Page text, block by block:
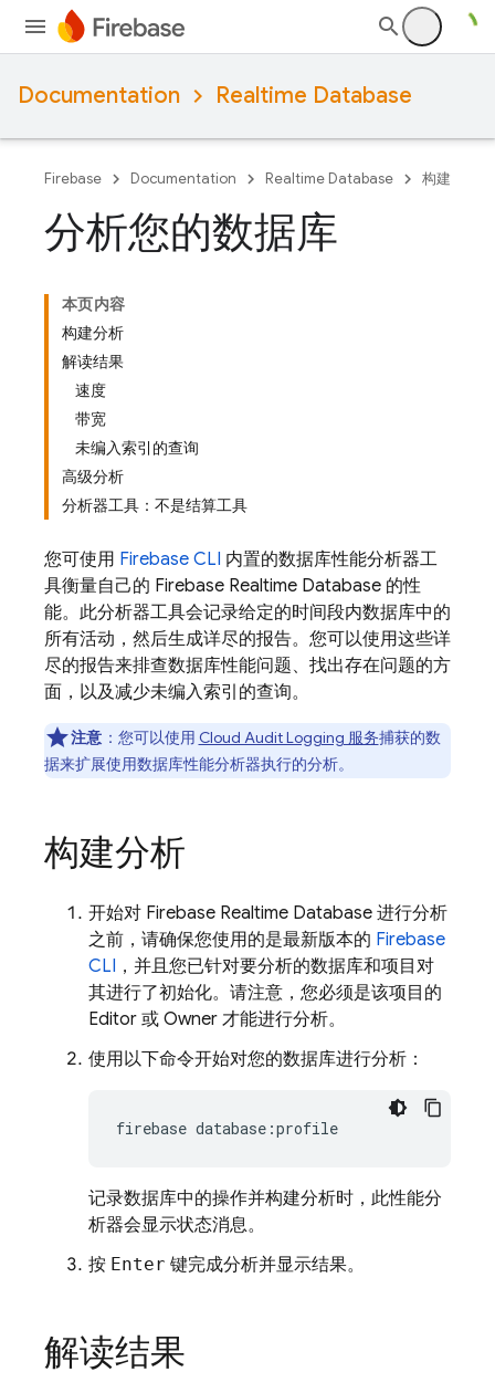
Documentation Realtime Database
Firebase Documentation Realtime Database 构建
分析您的数据库
本页内容
构建分析
解读结果
速度
带宽
未编入索引的查询
高级分析
分析器工具：不是结算工具
您可使用 Firebase CLI 内置的数据库性能分析器工
具衡量自己的 Firebase Realtime Database 的性
能。此分析器工具会记录给定的时间段内数据库中的
所有活动，然后生成详尽的报告。您可以使用这些详
尽的报告来排查数据库性能问题、找出存在问题的方
面，以及减少未编入索引的查询。
注意 ：您可以使用 Cloud Audit Logging 服务捕获的数
据来扩展使用数据库性能分析器执行的分析。
构建分析
开始对 Firebase Realtime Database 进行分析
之前，请确保您使用的是最新版本的 Firebase
CLI ，并且您已针对要分析的数据库和项目对
其进行了初始化。请注意，您必须是该项目的
Editor 或 Owner 才能进行分析。
使用以下命令开始对您的数据库进行分析：
firebase database:profile
记录数据库中的操作并构建分析时，此性能分
析器会显示状态消息。
按 Enter 键完成分析并显示结果。
解读结果